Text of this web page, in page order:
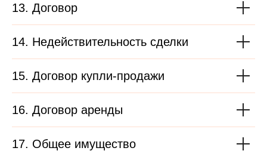
13. Договор
14. Недействительность сделки
15. Договор купли-продажи
16. Договор аренды
17. Общее имущество